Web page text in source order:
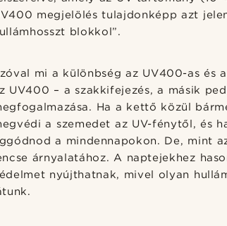
megjelölés tulajdonképp azt
blokkol”.
mi a különbség az UV400-as és
UV400 – a szakkifejezés, a másik
Ha a kettő közül
a szemedet az UV-fénytől, és
a mindennapokon. De, mint
árnyalatához. A naptejekhez
nyújthatnak, mivel olyan